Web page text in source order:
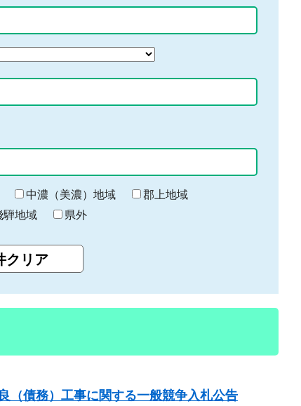
中濃（美濃）地域
郡上地域
騨地域 県外
債務）工事に関する一般競争入札公告